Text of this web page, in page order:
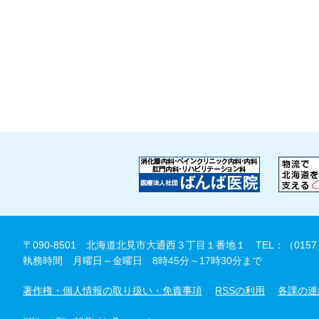
〒090-8501 北海道北見市大通西３丁目１番地１
TEL：（0157
執務時間 月曜日～金曜日 8時45分～17時30分まで
著作権・個人情報の取り扱い・免責事項 RSSの利用 各課の